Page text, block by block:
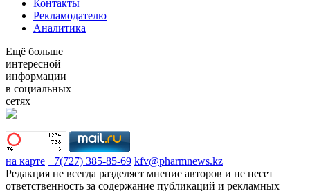
Контакты
Рекламодателю
Аналитика
Ещё больше
интересной
информации
в социальных
сетях
на карте +7(727) 385-85-69 kfv@pharmnews.kz
Редакция не всегда разделяет мнение авторов и не несет
ответственность за содержание публикаций и рекламных